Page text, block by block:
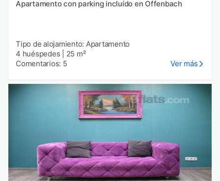
Apartamento con parking incluído en Offenbach
Tipo de alojamiento: Apartamento
4 huéspedes
25 m²
Comentarios: 5
Ver más